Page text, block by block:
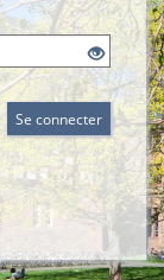
Se connecter